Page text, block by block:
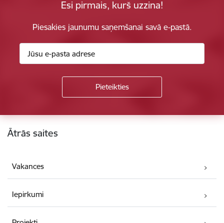
Esi pirmais, kurš uzzina!
Piesakies jaunumu saņemšanai savā e-pastā.
Kājene
Ātrās saites
Vakances
Iepirkumi